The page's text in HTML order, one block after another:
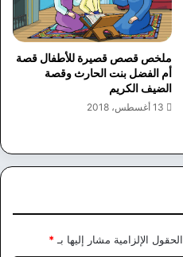
ملخص قصص قصيرة للأطفال قصة
أم الفضل بنت الحارث وقصة
الضيف الكريم
13 أغسطس، 2018
الحقول الإلزامية مشار إليها بـ *